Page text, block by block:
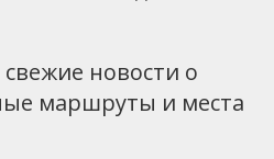
новости о
маршруты и места